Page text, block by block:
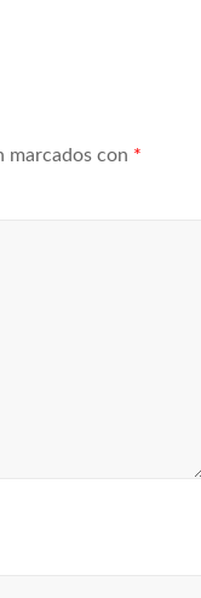
marcados con *